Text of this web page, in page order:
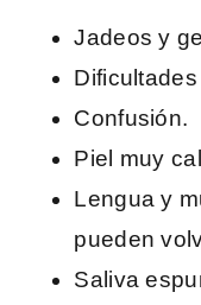
Jadeos y
Confusión.
Piel muy
Lengua y
pueden
Saliva